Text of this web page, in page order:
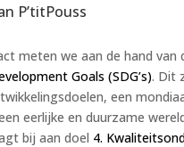
P’titPouss
meten we aan de hand van
Goals (SDG’s). Dit
een
eerlijke en duurzame
bij aan doel 4.